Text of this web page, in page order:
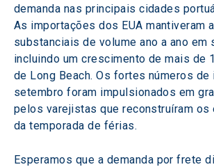
demanda nas principais cidades
As importações dos EUA mantiveram
substanciais de volume ano a ano em
incluindo um crescimento de mais de
de Long Beach. Os fortes números de
setembro foram impulsionados em
pelos varejistas que reconstruíram os
da temporada de férias.
Esperamos que a demanda por frete